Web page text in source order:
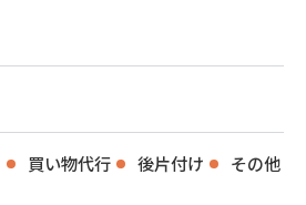
買い物代行 後片付け その他